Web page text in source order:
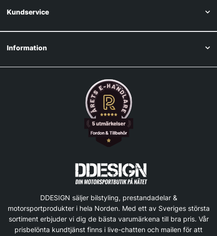
Kundservice
Information
DDESIGN säljer bilstyling, prestandadelar &
motorsportprodukter i hela Norden. Med ett av Sveriges största
sortiment erbjuder vi dig de bästa varumärkena till bra pris. Vår
prisbelönta kundtjänst finns i live-chatten och mailen för att